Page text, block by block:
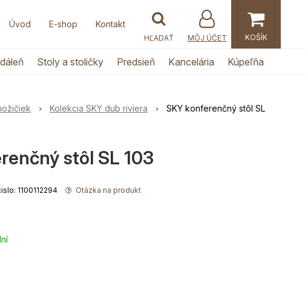
Úvod E-shop Kontakt
MÔJ ÚČET
Stoly a stoličky Predsieň Kancelária Kúpeľňa
Kolekcia SKY dub riviera
SKY konferenčný stôl SL
stôl SL 103
1100112294 Otázka na produkt